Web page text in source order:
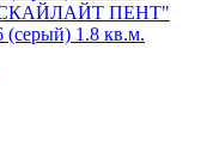
СКАЙЛАЙТ ПЕНТ"
1.8 кв.м.